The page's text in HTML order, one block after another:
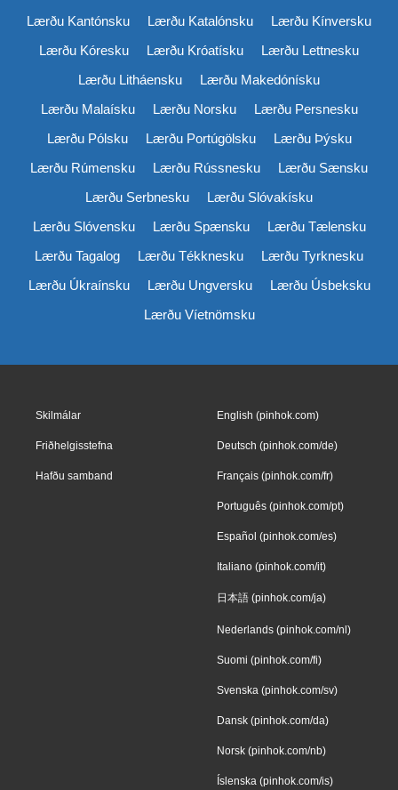
Lærðu Kantónsku
Lærðu Katalónsku
Lærðu Kínversku
Lærðu Kóresku
Lærðu Króatísku
Lærðu Lettnesku
Lærðu Litháensku
Lærðu Makedónísku
Lærðu Malaísku
Lærðu Norsku
Lærðu Persnesku
Lærðu Pólsku
Lærðu Portúgölsku
Lærðu Þýsku
Lærðu Rúmensku
Lærðu Rússnesku
Lærðu Sænsku
Lærðu Serbnesku
Lærðu Slóvakísku
Lærðu Slóvensku
Lærðu Spænsku
Lærðu Tælensku
Lærðu Tagalog
Lærðu Tékknesku
Lærðu Tyrknesku
Lærðu Úkraínsku
Lærðu Ungversku
Lærðu Úsbeksku
Lærðu Víetnömsku
Skilmálar
Friðhelgisstefna
Hafðu samband
English (pinhok.com)
Deutsch (pinhok.com/de)
Français (pinhok.com/fr)
Português (pinhok.com/pt)
Español (pinhok.com/es)
Italiano (pinhok.com/it)
日本語 (pinhok.com/ja)
Nederlands (pinhok.com/nl)
Suomi (pinhok.com/fi)
Svenska (pinhok.com/sv)
Dansk (pinhok.com/da)
Norsk (pinhok.com/nb)
Íslenska (pinhok.com/is)